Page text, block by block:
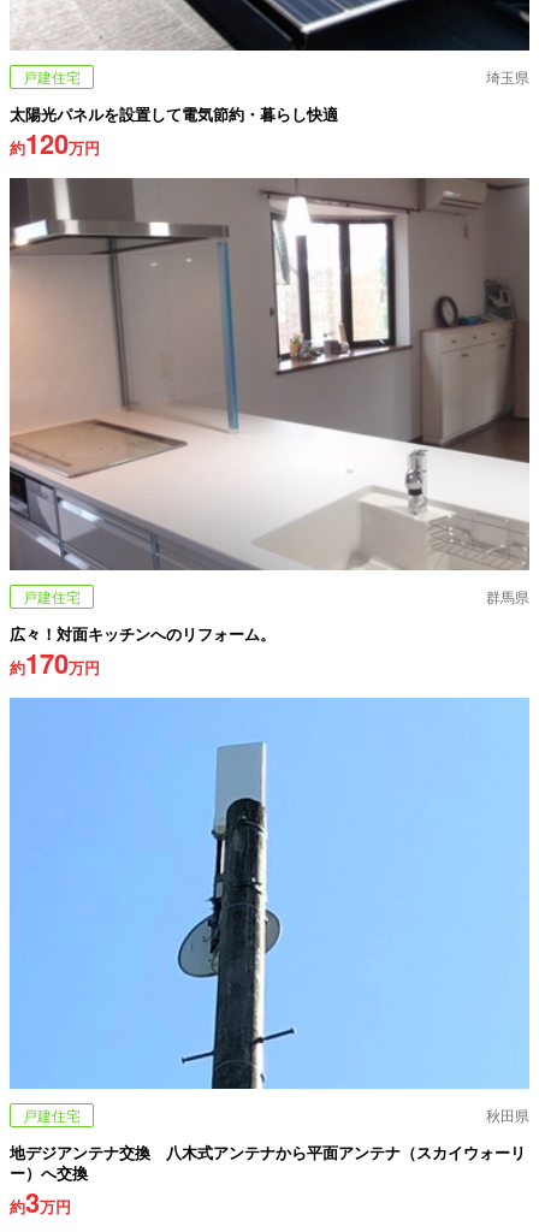
戸建住宅 埼玉県
太陽光パネルを設置して電気節約・暮らし快適
約120万円
戸建住宅 群馬県
広々！対面キッチンへのリフォーム。
約170万円
戸建住宅 秋田県
地デジアンテナ交換 八木式アンテナから平面アンテナ（スカイウォーリ
ー）へ交換
約3万円